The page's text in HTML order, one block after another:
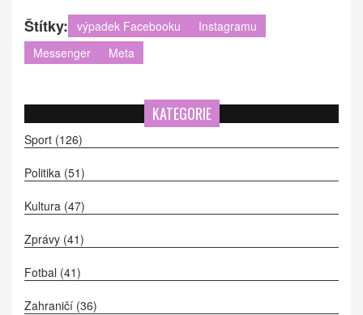
Štítky: výpadek Facebooku
Instagramu
Messenger
Meta
KATEGORIE
Sport (126)
Politika (51)
Kultura (47)
Zprávy (41)
Fotbal (41)
Zahraničí (36)